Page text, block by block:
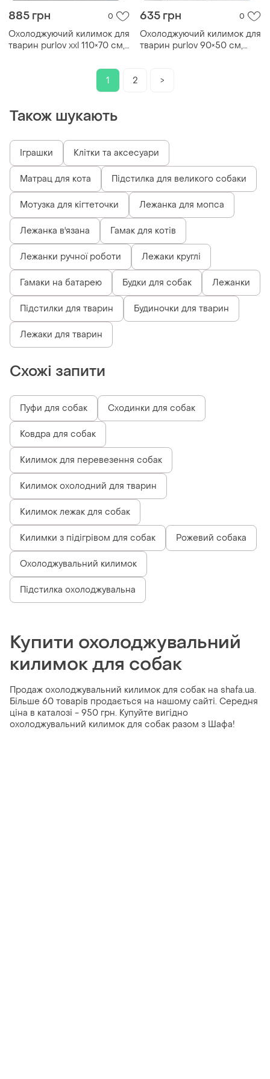
885 грн 0
Охолоджуючий килимок для
тварин purlov xxl 110×70 см,
635 грн 0
Охолоджуючий килимок для
тварин purlov 90×50 см,
1 2 >
Також шукають
Іграшки Клітки та аксесуари
Матрац для кота Підстилка для великого собаки
Мотузка для кігтеточки Лежанка для мопса
Лежанка в'язана Гамак для котів
Лежанки ручної роботи Лежаки круглі
Гамаки на батарею Будки для собак Лежанки
Підстилки для тварин Будиночки для тварин
Лежаки для тварин
Схожі запити
Пуфи для собак Сходинки для собак
Ковдра для собак
Килимок для перевезення собак
Килимок охолодний для тварин
Килимок лежак для собак
Килимки з підігрівом для собак Рожевий собака
Охолоджувальний килимок
Підстилка охолоджувальна
Купити охолоджувальний
килимок для собак
Продаж охолоджувальний килимок для собак на shafa.ua.
Більше 60 товарів продається на нашому сайті. Середня
ціна в каталозі - 950 грн. Купуйте вигідно
охолоджувальний килимок для собак разом з Шафа!